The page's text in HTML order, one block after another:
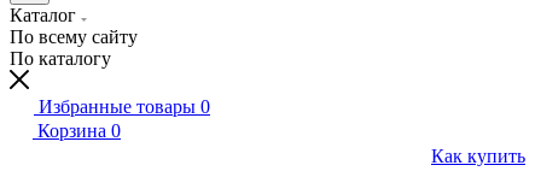
Каталог
По всему сайту
По каталогу
Избранные товары 0
Корзина 0
Как купить